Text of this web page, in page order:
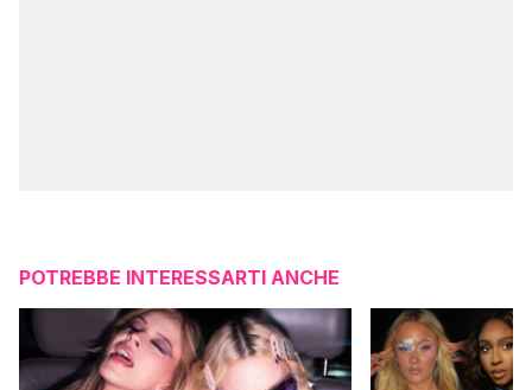
POTREBBE INTERESSARTI ANCHE